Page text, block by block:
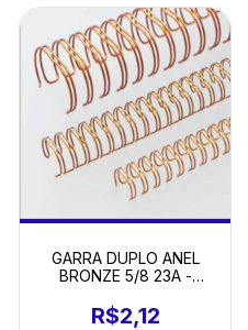
GARRA DUPLO ANEL
BRONZE 5/8 23A -
R$2,12